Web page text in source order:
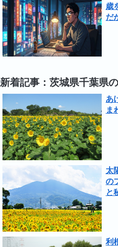
歳
だ
新着記事：茨城県千葉県
あ
ま
太
の
と
利